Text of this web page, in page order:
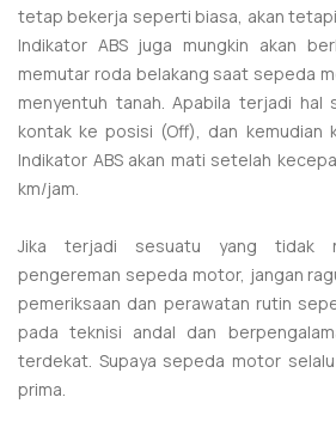
tetap bekerja seperti biasa, akan
Indikator ABS juga mungkin akan
memutar roda belakang saat sepeda
menyentuh tanah. Apabila terjadi hal
kontak ke posisi (Off), dan kemudian
Indikator ABS akan mati setelah
km/jam.
Jika terjadi sesuatu yang tidak
pengereman sepeda motor, jangan
pemeriksaan dan perawatan rutin
pada teknisi andal dan
terdekat. Supaya sepeda motor
prima.